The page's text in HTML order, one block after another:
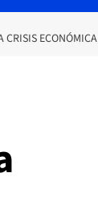
CRISIS ECONÓMICA